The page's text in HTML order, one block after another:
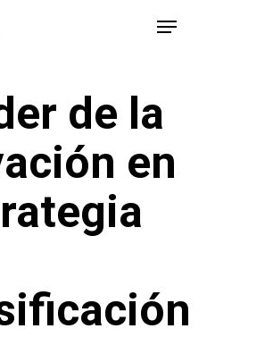
Menu
de la
en